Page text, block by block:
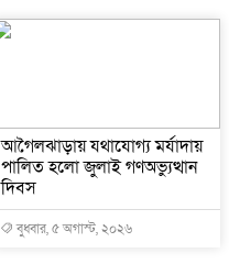
আগৈলঝাড়ায় যথাযোগ্য মর্যাদায়
পালিত হলো জুলাই গণঅভ্যুত্থান
দিবস
বুধবার, ৫ অগাস্ট, ২০২৬